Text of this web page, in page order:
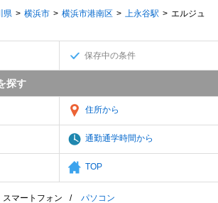
県 横浜市 横浜市港南区 上永谷駅
エルジュ
保存中の条件
探す
住所から
通勤通学時間から
TOP
スマートフォン パソコン